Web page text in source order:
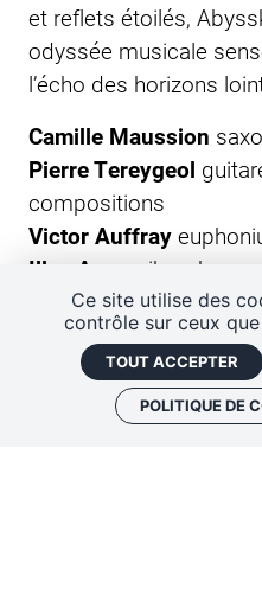
Ce site utilise des
contrôle sur ceux
TOUT ACCEPTER
POLITIQUE DE
et reflets étoilés,
odyssée musicale
l’écho des horizons
Camille Maussion
Pierre Tereygeol
compositions
Victor Auffray
Illya Amar
vibraphone